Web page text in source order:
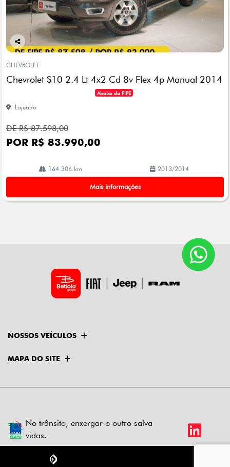
Co
arti
lhe
CHEVROLET
Chevrolet S10 2.4 Lt 4x2 Cd 8v Flex 4p Manual 2014
Abaixo da FIPE
Lajeado
DE R$ 87.598,00
POR R$ 83.990,00
164.306 km 2013/2014
Mais informações
NOSSOS VEÍCULOS
MAPA DO SITE
No trânsito, enxergar o outro salva
vidas.